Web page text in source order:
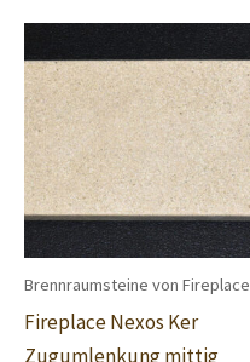
Brennraumsteine von Fireplace
Fireplace Nexos Ker
Zugumlenkung mittig